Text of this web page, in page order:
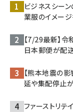
ビジネスシーン
業服のイメージ
【7/29最新】令
日本郵便が配
【熊本地震の
延や集配停止
ファーストリ